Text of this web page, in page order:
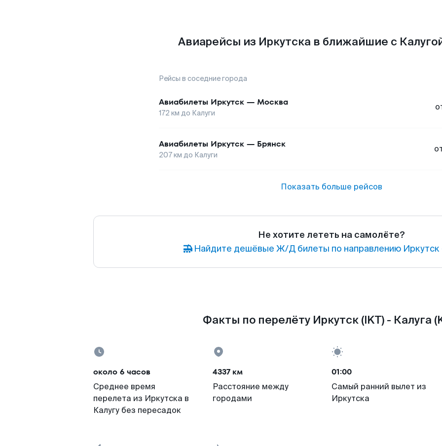
Авиарейсы из Иркутска в ближайшие с
Рейсы в соседние города
Авиабилеты Иркутск — Москва
172 км до Калуги
Авиабилеты Иркутск — Брянск
207км до Калуги
Показать больше рейсов
Не хотите лететь на самолёте?
Найдите дешёвые Ж/Д билеты по направлению Иркутск
Факты по перелёту Иркутск (IKT) - Калуга
около 6 часов
Среднее время
перелета из Иркутска в
Калугу без пересадок
4337 км
Расстояние между
городами
01:00
Самый ранний вылет из
Иркутска